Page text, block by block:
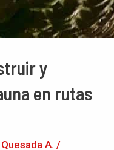
y
en rutas
A. /